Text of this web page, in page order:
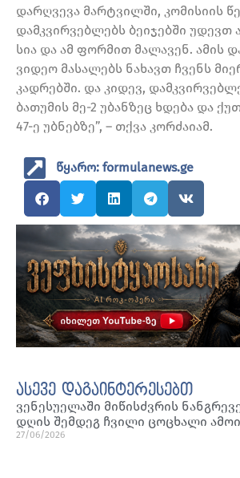
დარღვევა მარტვილში, კომისიის
დამკვირვებლებს ბეიჯებში
სია და ამ ფორმით მალავენ. ამის
ვიდეო მასალებს ნახავთ ჩვენს
კადრებში. და კიდევ,
ბათუმის მე-2 უბანზეც ხდება და
47-ე უბნებზე”, – თქვა კორძაიამ.
წყარო: formulanews.ge
ასევე დაგაინტერესებთ
ვენესუელაში მიწისძვრის
დღის შემდეგ ჩვილი ცოცხალი
27/06/2026